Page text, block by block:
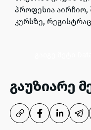
პროფესია აირჩიო,
კურსზე,
გაუზიარე